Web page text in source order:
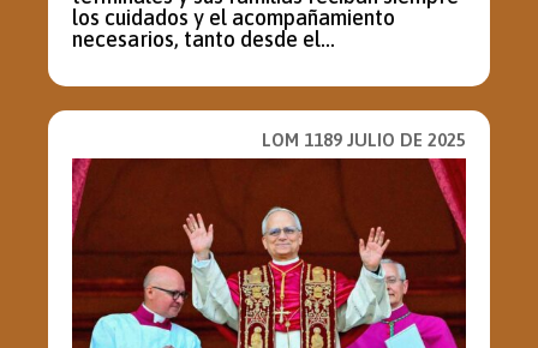
los cuidados y el acompañamiento
necesarios, tanto desde el...
LOM 1189 JULIO DE 2025